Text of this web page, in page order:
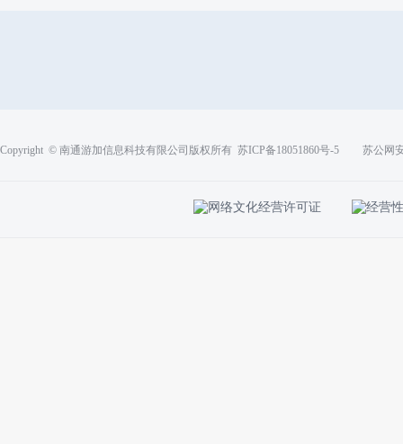
Copyright © 南通游加信息科技有限公司版权所有 苏ICP备18051860号-5 苏公网